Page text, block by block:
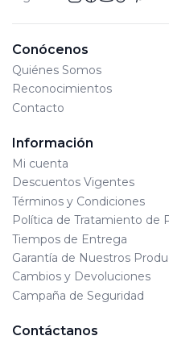
pequeñas. No
de 3 años. El uso
riesgos o lesiones.
Edad Mínima
Lote de Producción:
físico del juguete y
fabricación
Conócenos
Quiénes Somos
Reconocimientos
Contacto
Información
Mi cuenta
Descuentos Vigentes
Términos y Condiciones
Política de Tratamiento de
Tiempos de Entrega
Garantía de Nuestros
Cambios y Devoluciones
Campaña de Seguridad
Contáctanos